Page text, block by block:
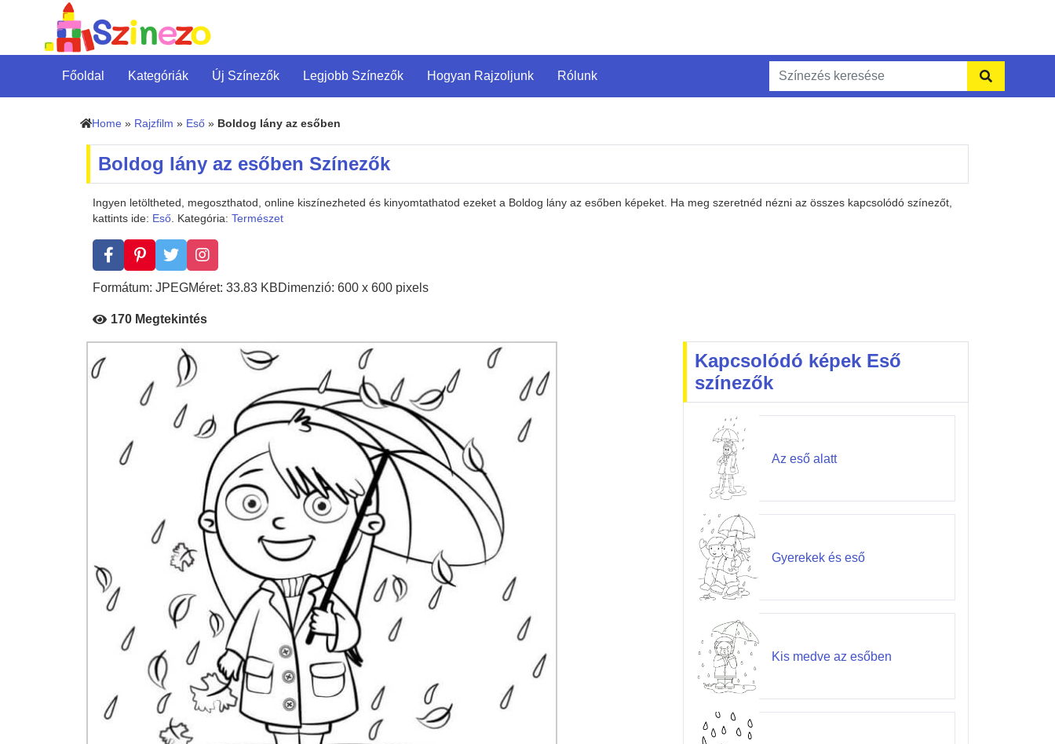
Főoldal Kategóriák Új Színezők Legjobb Színezők Hogyan Rajzoljunk Rólunk
Home » Rajzfilm » Eső » Boldog lány az esőben
Boldog lány az esőben Színezők
Ingyen letöltheted, megoszthatod, online kiszínezheted és kinyomtathatod ezeket a Boldog lány az esőben képeket. Ha meg szeretnéd nézni az összes kapcsolódó színezőt,
kattints ide: Eső. Kategória: Természet
Formátum: JPEGMéret: 33.83 KBDimenzió: 600 x 600 pixels
170 Megtekintés
Kapcsolódó képek Eső
színezők
Az eső alatt
Gyerekek és eső
Kis medve az esőben